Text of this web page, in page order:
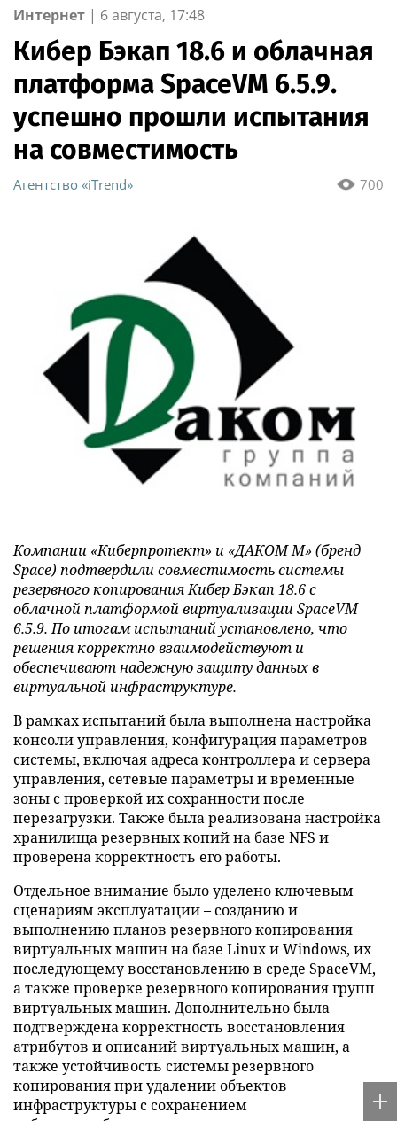
Интернет | 6 августа, 17:48
Кибер Бэкап 18.6 и облачная
платформа SpaceVM 6.5.9.
успешно прошли испытания
на совместимость
700
Агентство «iTrend»
Компании «Киберпротект» и «ДАКОМ М» (бренд
Space) подтвердили совместимость системы
резервного копирования Кибер Бэкап 18.6 с
облачной платформой виртуализации SpaceVM
6.5.9. По итогам испытаний установлено, что
решения корректно взаимодействуют и
обеспечивают надежную защиту данных в
виртуальной инфраструктуре.
В рамках испытаний была выполнена настройка
консоли управления, конфигурация параметров
системы, включая адреса контроллера и сервера
управления, сетевые параметры и временные
зоны с проверкой их сохранности после
перезагрузки. Также была реализована настройка
хранилища резервных копий на базе NFS и
проверена корректность его работы.
Отдельное внимание было уделено ключевым
сценариям эксплуатации – созданию и
выполнению планов резервного копирования
виртуальных машин на базе Linux и Windows, их
последующему восстановлению в среде SpaceVM,
а также проверке резервного копирования групп
виртуальных машин. Дополнительно была
подтверждена корректность восстановления
атрибутов и описаний виртуальных машин, а
также устойчивость системы резервного
копирования при удалении объектов
инфраструктуры с сохранением